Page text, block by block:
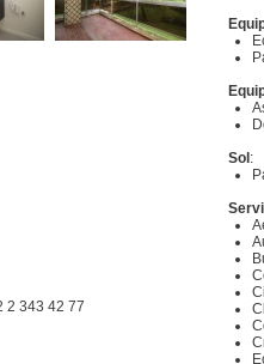
2 343 42 77
Sol :